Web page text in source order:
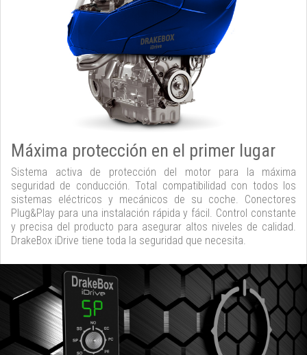
Máxima protección en el primer lugar
Sistema activa de protección del motor para la máxima
seguridad de conducción. Total compatibilidad con todos los
sistemas eléctricos y mecánicos de su coche. Conectores
Plug&Play para una instalación rápida y fácil. Control constante
y precisa del producto para asegurar altos niveles de calidad.
DrakeBox iDrive tiene toda la seguridad que necesita.